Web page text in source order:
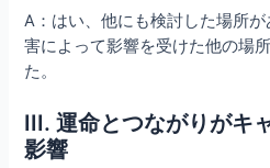
A：はい、他にも検討した場所
害によって影響を受けた他の場
た。
III. 運命とつながりがキ
影響